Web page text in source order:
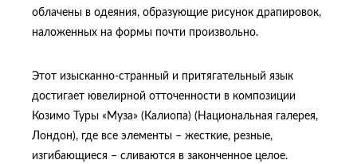
облачены в одеяния, образующие рисунок драпировок,
наложенных на формы почти произвольно.
Этот изысканно-странный и притягательный язык
достигает ювелирной отточенности в композиции
Козимо Туры «Муза» (Калиопа) (Национальная галерея,
Лондон), где все элементы – жесткие, резные,
изгибающиеся – сливаются в законченное целое.